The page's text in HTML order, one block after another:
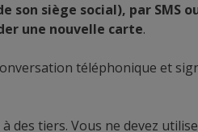
siège social), par SMS
une nouvelle carte.
téléphonique et
des tiers. Vous ne devez